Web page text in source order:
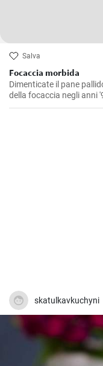
Salva
Focaccia morbida
Dimenticate il pane
della focaccia negli anni
focaccia italiana:
skatulkavkuchyni